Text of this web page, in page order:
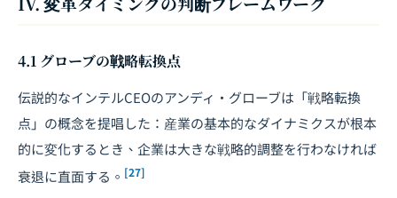
4.1 グローブの戦略転換点
伝説的なインテルCEOのアンディ・グローブは「戦略転換
点」の概念を提唱した：産業の基本的なダイナミクスが根本
的に変化するとき、企業は大きな戦略的調整を行わなければ
衰退に直面する。 [27]